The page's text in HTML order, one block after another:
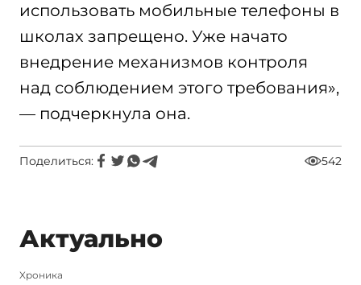
использовать мобильные телефоны в
школах запрещено. Уже начато
внедрение механизмов контроля
над соблюдением этого требования»,
— подчеркнула она.
Поделиться: 542
Актуально
Xроника